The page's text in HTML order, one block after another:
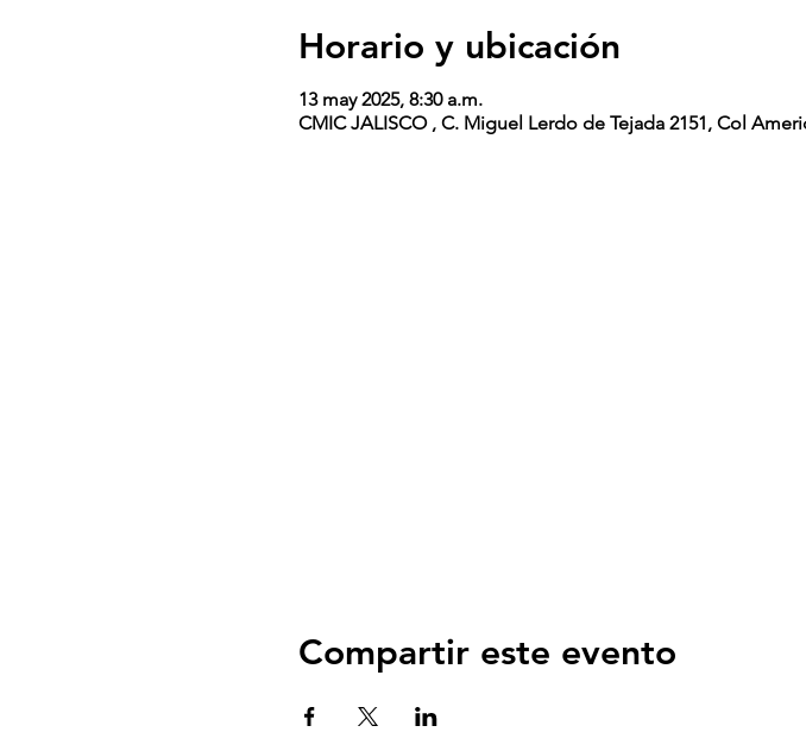
Horario y ubicación
13 may 2025, 8:30 a.m.
CMIC JALISCO , C. Miguel Lerdo de Tejada 2151, Col
Compartir este evento